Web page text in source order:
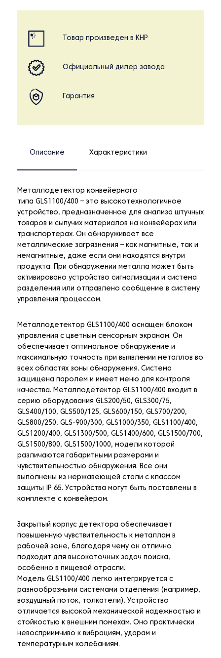
Товар произведен в КНР
Официальный дилер завода
Гарантия
Описание Характеристики
Металлодетектор конвейерного
типа GLS1100/400 – это высокотехнологичное
устройство, предназначенное для анализа штучных
товаров и сыпучих материалов на конвейерах или
транспортерах. Он обнаруживает все
металлические загрязнения – как магнитные, так и
немагнитные, даже если они находятся внутри
продукта. При обнаружении металла может быть
активировано устройство сигнализации и система
разделения или отправлено сообщение в систему
управления процессом.
Металлодетектор GLS1100/400 оснащен блоком
управления с цветным сенсорным экраном. Он
обеспечивает оптимальное обнаружение и
максимальную точность при выявлении металлов во
всех областях зоны обнаружения. Система
защищена паролем и имеет меню для контроля
качества. Металлодетектор GLS1100/400 входит в
серию оборудования GLS200/50, GLS300/75,
GLS400/100, GLS500/125, GLS600/150, GLS700/200,
GLS800/250, GLS-900/300, GLS1000/350, GLS1100/400,
GLS1200/400, GLS1300/500, GLS1400/600, GLS1500/700,
GLS1500/800, GLS1500/1000, модели которой
различаются габаритными размерами и
чувствительностью обнаружения. Все они
выполнены из нержавеющей стали с классом
защиты IP 65. Устройства могут быть поставлены в
комплекте с конвейером.
Закрытый корпус детектора обеспечивает
повышенную чувствительность к металлам в
рабочей зоне, благодаря чему он отлично
подходит для высокоточных задач поиска,
особенно в пищевой отрасли.
Модель GLS1100/400 легко интегрируется с
разнообразными системами отделения (например,
воздушный поток, толкатели). Устройство
отличается высокой механической надежностью и
стойкостью к внешним помехам. Оно практически
невосприимчиво к вибрациям, ударам и
температурным колебаниям.